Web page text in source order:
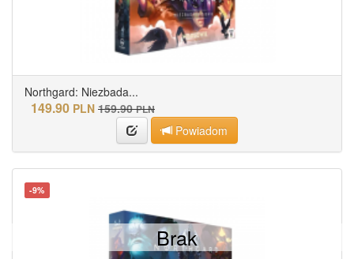
Northgard: Niezbada...
149.90 PLN 159.90 PLN
Powiadom
-9%
Brak